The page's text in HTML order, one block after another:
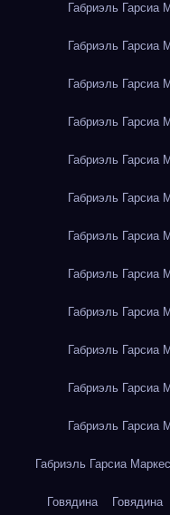
Габриэль Гарсиа
Габриэль Гарсиа
Габриэль Гарсиа
Габриэль Гарсиа
Габриэль Гарсиа
Габриэль Гарсиа
Габриэль Гарсиа
Габриэль Гарсиа
Габриэль Гарсиа
Габриэль Гарсиа
Габриэль Гарсиа
Габриэль Гарсиа
Габриэль Гарсиа
Говядина Говядина